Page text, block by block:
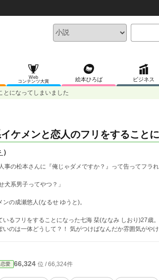
Web
コンテンツ大賞
絵本ひろば ビジネス
とになってしまいました
ケメンと恋人のフリをすること
）
事の松本さんに『俺じゃダメですか？』って告ってフラれ
犬系男子ってやつ？」
の成瀬悠人(なるせ ゆうと)。
いるフリをすることになった七海 栞(ななみ しおり)27
のは一体どうして？！ 気がつけばなんだか雰囲気がや
恋愛 66,324 位 / 66,324件